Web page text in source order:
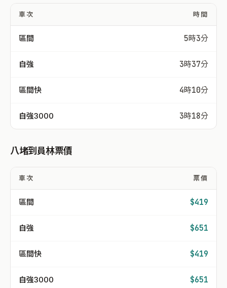
車次 時間
區間 5時3分
自強 3時37分
區間快 4時10分
自強3000 3時18分
八堵到員林票價
車次 票價
區間 $419
自強 $651
區間快 $419
自強3000 $651